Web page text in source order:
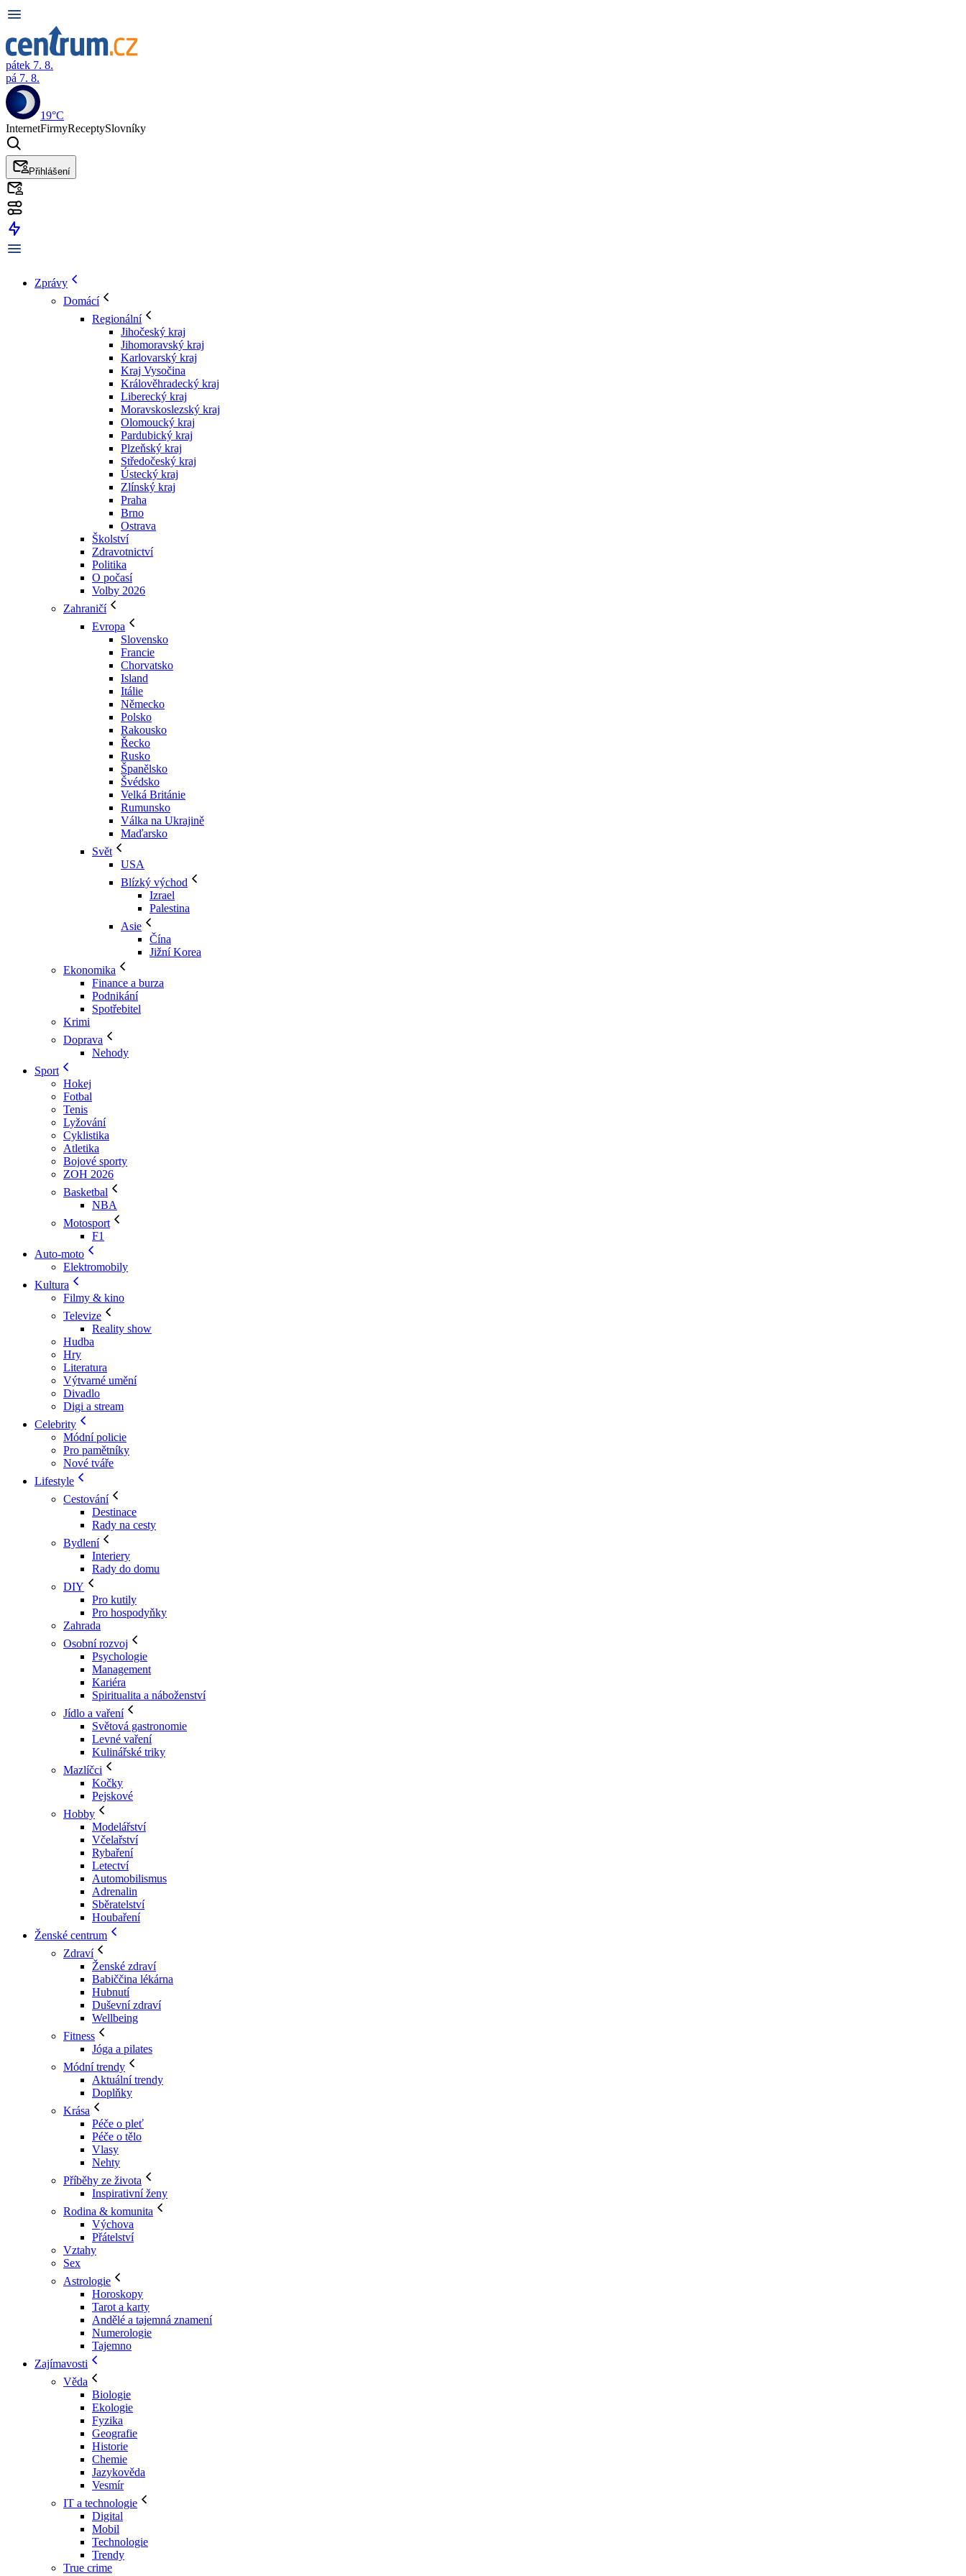
pátek 7. 8.
pá 7. 8.
19°C
InternetFirmyReceptySlovníky
Přihlášení
Zprávy
Domácí
Regionální
Jihočeský kraj
Jihomoravský kraj
Karlovarský kraj
Kraj Vysočina
Králověhradecký kraj
Liberecký kraj
Moravskoslezský kraj
Olomoucký kraj
Pardubický kraj
Plzeňský kraj
Středočeský kraj
Ústecký kraj
Zlínský kraj
Praha
Brno
Ostrava
Školství
Zdravotnictví
Politika
O počasí
Volby 2026
Zahraničí
Evropa
Slovensko
Francie
Chorvatsko
Island
Itálie
Německo
Polsko
Rakousko
Řecko
Rusko
Španělsko
Švédsko
Velká Británie
Rumunsko
Válka na Ukrajině
Maďarsko
Svět
USA
Blízký východ
Izrael
Palestina
Asie
Čína
Jižní Korea
Ekonomika
Finance a burza
Podnikání
Spotřebitel
Krimi
Doprava
Nehody
Sport
Hokej
Fotbal
Tenis
Lyžování
Cyklistika
Atletika
Bojové sporty
ZOH 2026
Basketbal
NBA
Motosport
F1
Auto-moto
Elektromobily
Kultura
Filmy & kino
Televize
Reality show
Hudba
Hry
Literatura
Výtvarné umění
Divadlo
Digi a stream
Celebrity
Módní policie
Pro pamětníky
Nové tváře
Lifestyle
Cestování
Destinace
Rady na cesty
Bydlení
Interiery
Rady do domu
DIY
Pro kutily
Pro hospodyňky
Zahrada
Osobní rozvoj
Psychologie
Management
Kariéra
Spiritualita a náboženství
Jídlo a vaření
Světová gastronomie
Levné vaření
Kulinářské triky
Mazlíčci
Kočky
Pejskové
Hobby
Modelářství
Včelařství
Rybaření
Letectví
Automobilismus
Adrenalin
Sběratelství
Houbaření
Ženské centrum
Zdraví
Ženské zdraví
Babiččina lékárna
Hubnutí
Duševní zdraví
Wellbeing
Fitness
Jóga a pilates
Módní trendy
Aktuální trendy
Doplňky
Krása
Péče o pleť
Péče o tělo
Vlasy
Nehty
Příběhy ze života
Inspirativní ženy
Rodina & komunita
Výchova
Přátelství
Vztahy
Sex
Astrologie
Horoskopy
Tarot a karty
Andělé a tajemná znamení
Numerologie
Tajemno
Zajímavosti
Věda
Biologie
Ekologie
Fyzika
Geografie
Historie
Chemie
Jazykověda
Vesmír
IT a technologie
Digital
Mobil
Technologie
Trendy
True crime